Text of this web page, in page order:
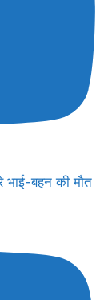
बहन की मौत